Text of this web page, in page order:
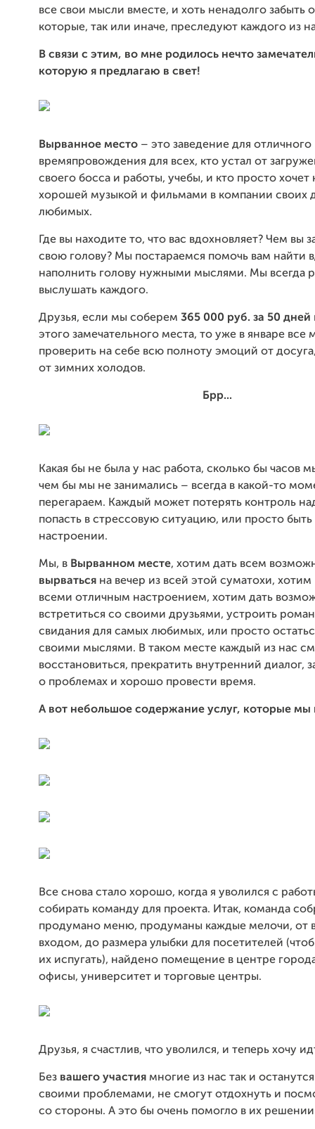
все свои мысли вместе, и хоть ненадолго забыть
которые, так или иначе, преследуют каждого из
В связи с этим, во мне родилось нечто
которую я предлагаю в свет!
Вырванное место – это заведение для отличного
времяпровождения для всех, кто устал от
своего босса и работы, учебы, и кто просто хочет
хорошей музыкой и фильмами в компании своих
любимых.
Где вы находите то, что вас вдохновляет? Чем вы
свою голову? Мы постараемся помочь вам найти
наполнить голову нужными мыслями. Мы всегда
выслушать каждого.
Друзья, если мы соберем 365 000 руб. за 50 дней
этого замечательного места, то уже в январе все
проверить на себе всю полноту эмоций от
от зимних холодов.
Брр...
Какая бы не была у нас работа, сколько бы часов
чем бы мы не занимались – всегда в какой-то
перегараем. Каждый может потерять контроль
попасть в стрессовую ситуацию, или просто быть
настроении.
Мы, в Вырванном месте, хотим дать всем
вырваться на вечер из всей этой суматохи,
всеми отличным настроением, хотим дать
встретиться со своими друзьями, устроить
свидания для самых любимых, или просто
своими мыслями. В таком месте каждый из нас
восстановиться, прекратить внутренний диалог,
о проблемах и хорошо провести время.
А вот небольшое содержание услуг, которые мы
Все снова стало хорошо, когда я уволился с
собирать команду для проекта. Итак, команда
продумано меню, продуманы каждые мелочи, от
входом, до размера улыбки для посетителей
их испугать), найдено помещение в центре
офисы, университет и торговые центры.
Друзья, я счастлив, что уволился, и теперь хочу
Без вашего участия многие из нас так и
своими проблемами, не смогут отдохнуть и
со стороны. А это бы очень помогло в их